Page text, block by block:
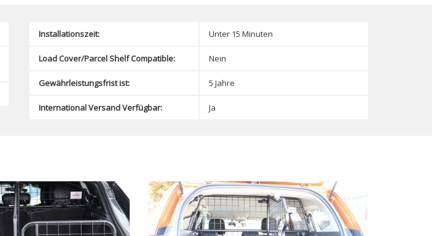
Installationszeit: Unter 15 Minuten
Load Cover/Parcel Shelf Compatible: Nein
Gewährleistungsfrist ist: 5 Jahre
International Versand Verfügbar: Ja